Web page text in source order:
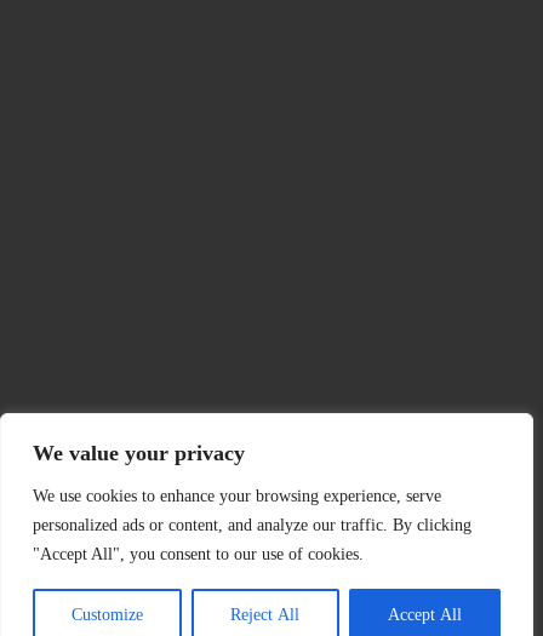
We value your privacy
We use cookies to enhance your browsing experience, serve
personalized ads or content, and analyze our traffic. By clicking
"Accept All", you consent to our use of cookies.
Customize Reject All Accept All